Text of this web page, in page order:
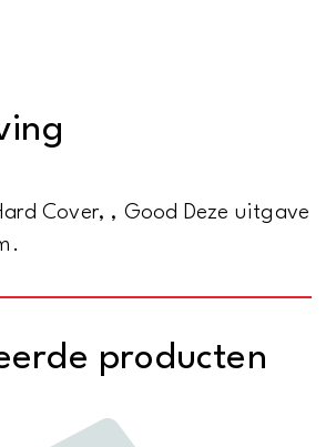
aantal
Cover, , Good Deze uitgave
producten